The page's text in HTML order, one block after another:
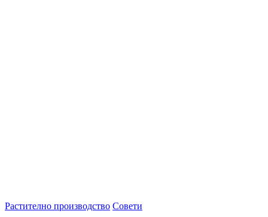
Растително производство Совети